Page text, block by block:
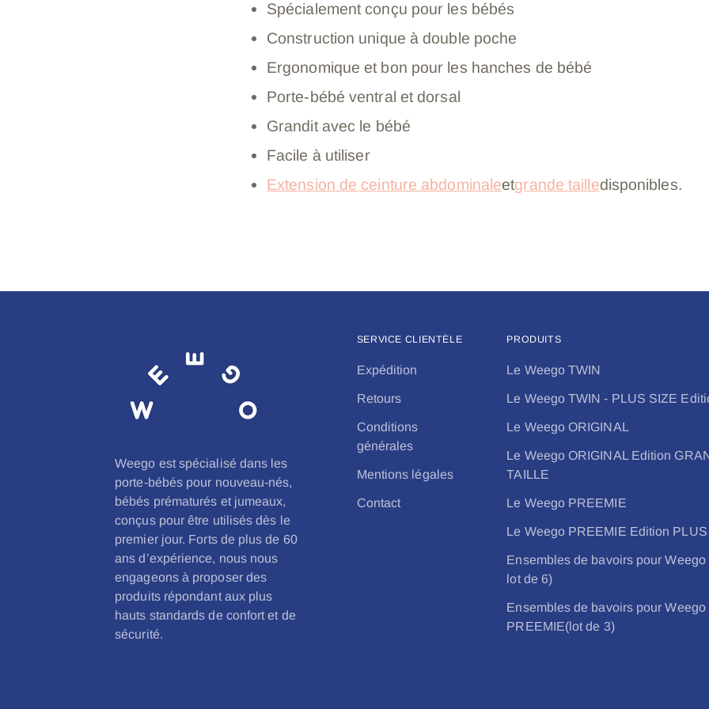
Spécialement conçu pour les bébés
Construction unique à double poche
Ergonomique et bon pour les hanches de bébé
Porte-bébé ventral et dorsal
Grandit avec le bébé
Facile à utiliser
Extension de ceinture abdominaleetgrande tailledisponibles.
Weego est spécialisé dans les
porte-bébés pour nouveau-nés,
bébés prématurés et jumeaux,
conçus pour être utilisés dès le
premier jour. Forts de plus de 60
ans d’expérience, nous nous
engageons à proposer des
produits répondant aux plus
hauts standards de confort et de
sécurité.
SERVICE CLIENTÈLE
Expédition
Retours
Conditions
générales
Mentions légales
Contact
PRODUITS
Le Weego TWIN
Le Weego TWIN - PLUS SIZE
Le Weego ORIGINAL
Le Weego ORIGINAL Edition
TAILLE
Le Weego PREEMIE
Le Weego PREEMIE Edition PLUS
Ensembles de bavoirs pour Weego
lot de 6)
Ensembles de bavoirs pour Weego
PREEMIE(lot de 3)